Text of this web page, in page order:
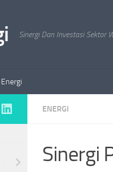
Sinergi Dan Investasi Sektor
Energi
ENERGI
Sinergi